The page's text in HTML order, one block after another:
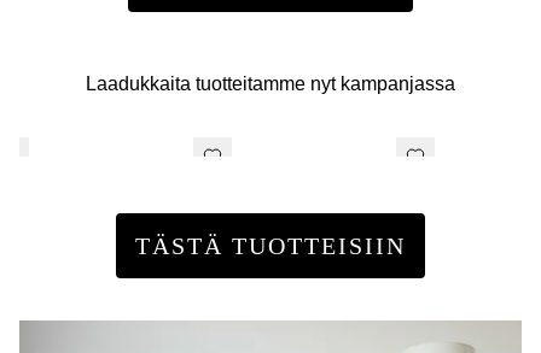
Laadukkaita tuotteitamme nyt kampanjassa
TÄSTÄ TUOTTEISIIN